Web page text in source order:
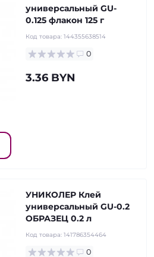
универсальный GU-
0.125 флакон 125 г
Код товара: 144355638514
0
3.36 BYN
УНИКОЛЕР Клей
универсальный GU-0.2
ОБРАЗЕЦ 0.2 л
Код товара: 141786354464
0